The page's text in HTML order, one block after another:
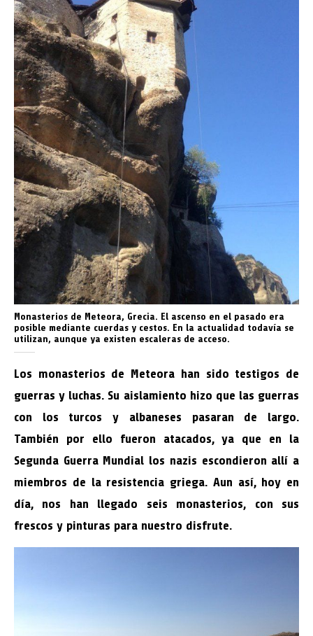
Monasterios de Meteora, Grecia. El ascenso en el pasado era
posible mediante cuerdas y cestos. En la actualidad todavía se
utilizan, aunque ya existen escaleras de acceso.
Los monasterios de Meteora han sido testigos de
guerras y luchas. Su aislamiento hizo que las guerras
con los turcos y albaneses pasaran de largo.
También por ello fueron atacados, ya que en la
Segunda Guerra Mundial los nazis escondieron allí a
miembros de la resistencia griega. Aun así, hoy en
día, nos han llegado seis monasterios, con sus
frescos y pinturas para nuestro disfrute.